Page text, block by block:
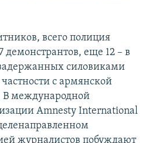
всего полиция
демонстрантов, еще 12 – в
силовиками
с армянской
В международной
Amnesty International
журналистов побуждают